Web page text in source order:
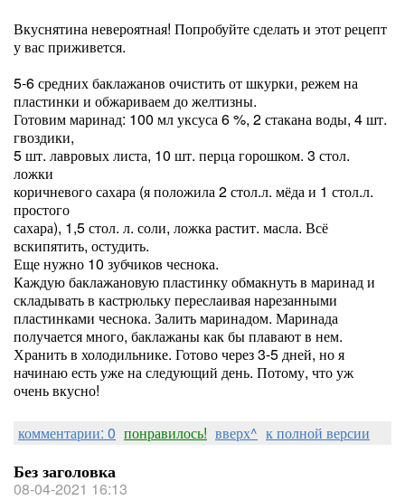
Вкуснятина невероятная! Попробуйте сделать и этот рецепт
у вас приживется.
5-6 средних баклажанов очистить от шкурки, режем на
пластинки и обжариваем до желтизны.
Готовим маринад: 100 мл уксуса 6 %, 2 стакана воды, 4 шт.
гвоздики,
5 шт. лавровых листа, 10 шт. перца горошком. 3 стол.
ложки
коричневого сахара (я положила 2 стол.л. мёда и 1 стол.л.
простого
сахара), 1,5 стол. л. соли, ложка растит. масла. Всё
вскипятить, остудить.
Еще нужно 10 зубчиков чеснока.
Каждую баклажановую пластинку обмакнуть в маринад и
складывать в кастрюльку переслаивая нарезанными
пластинками чеснока. Залить маринадом. Маринада
получается много, баклажаны как бы плавают в нем.
Хранить в холодильнике. Готово через 3-5 дней, но я
начинаю есть уже на следующий день. Потому, что уж
очень вкусно!
комментарии: 0 понравилось! вверх^ к полной версии
Без заголовка
08-04-2021 16:13